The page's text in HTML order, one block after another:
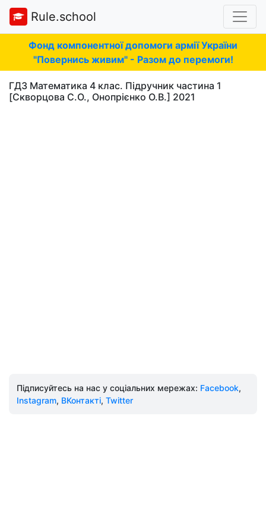
Rule.school
Фонд компонентної допомоги армії України
"Повернись живим" - Разом до перемоги!
ГДЗ Математика 4 клас. Підручник частина 1
[Скворцова С.О., Онопрієнко О.В.] 2021
Підписуйтесь на нас у соціальних мережах: Facebook,
Instagram, ВКонтакті, Twitter